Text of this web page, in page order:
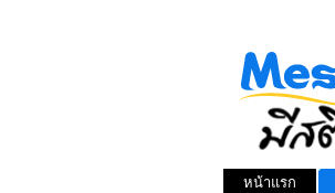
หน้าแรก